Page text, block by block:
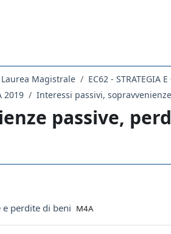
Laurea Magistrale
EC62 - STRATEGIA
2019
passive,
e perdite di beni File
M4A